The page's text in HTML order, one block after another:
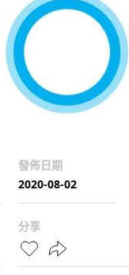
發佈日期
2020-08-02
分享